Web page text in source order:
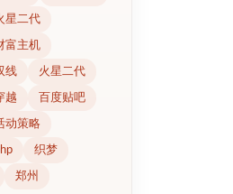
星二代
富主机
线 火星二代
越 百度贴吧
动策略
织梦
郑州